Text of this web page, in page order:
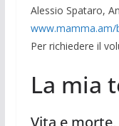
Alessio Spataro,
www.mamma.am/
Per richiedere il
La mia
Vita e